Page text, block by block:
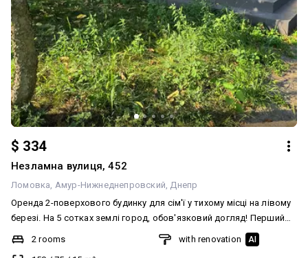
$ 334
Незламна вулиця, 452
Ломовка Амур-Нижнеднепровский Днепр
Оренда 2-поверхового будинку для сім'ї у тихому місці на лівому
березі. На 5 сотках землі город, обов'язковий догляд! Перший
поверх: Велика кухня-студія з диваном, з меблями та технікою.
Другий поверх: Підійде для технічної зони (для особистих речей,
2 rooms
with renovation AI